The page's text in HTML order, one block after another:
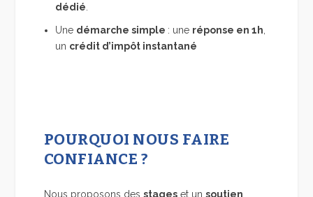
dédié.
Une démarche simple : une réponse en 1h,
un crédit d’impôt instantané
POURQUOI NOUS FAIRE
CONFIANCE ?
Nous proposons des stageset un soutien